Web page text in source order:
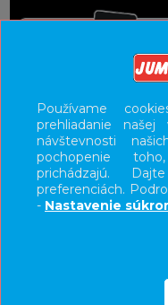
Používame
prehliadanie
návštevnosti
pochopenie
prichádzajú.
preferenciách.
- Nastavenie